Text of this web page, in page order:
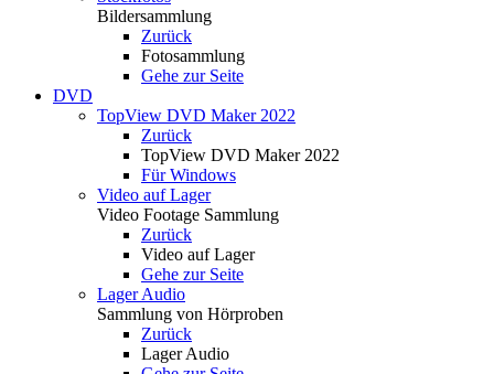
Bildersammlung
Zurück
Fotosammlung
Gehe zur Seite
DVD
TopView DVD Maker 2022
Zurück
TopView DVD Maker 2022
Für Windows
Video auf Lager
Video Footage Sammlung
Zurück
Video auf Lager
Gehe zur Seite
Lager Audio
Sammlung von Hörproben
Zurück
Lager Audio